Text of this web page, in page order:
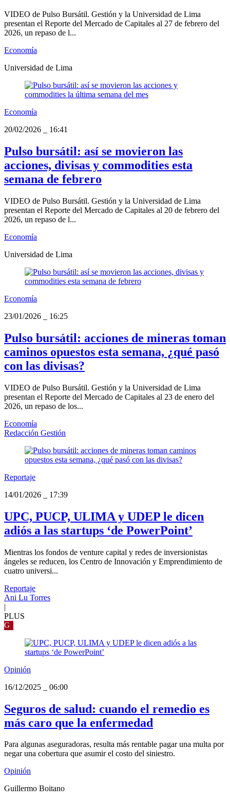
VIDEO de Pulso Bursátil. Gestión y la Universidad de Lima
presentan el Reporte del Mercado de Capitales al 27 de febrero del
2026, un repaso de l...
Economía
Universidad de Lima
Economía
20/02/2026
16:41
Pulso bursátil: así se movieron las
acciones, divisas y commodities esta
semana de febrero
VIDEO de Pulso Bursátil. Gestión y la Universidad de Lima
presentan el Reporte del Mercado de Capitales al 20 de febrero del
2026, un repaso de l...
Economía
Universidad de Lima
Economía
23/01/2026
16:25
Pulso bursátil: acciones de mineras toman
caminos opuestos esta semana, ¿qué pasó
con las divisas?
VIDEO de Pulso Bursátil. Gestión y la Universidad de Lima
presentan el Reporte del Mercado de Capitales al 23 de enero del
2026, un repaso de los...
Economía
Redacción Gestión
Reportaje
14/01/2026
17:39
UPC, PUCP, ULIMA y UDEP le dicen
adiós a las startups ‘de PowerPoint’
Mientras los fondos de venture capital y redes de inversionistas
ángeles se reducen, los Centro de Innovación y Emprendimiento de
cuatro universi...
Reportaje
Ani Lu Torres
|
PLUS
G
Opinión
16/12/2025
06:00
Seguros de salud: cuando el remedio es
más caro que la enfermedad
Para algunas aseguradoras, resulta más rentable pagar una multa por
negar una cobertura que asumir el costo del siniestro.
Opinión
Guillermo Boitano